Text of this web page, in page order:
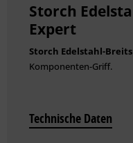
Storch
Expert
Storch Edelstahl-
Komponenten-Griff.
Technische Daten